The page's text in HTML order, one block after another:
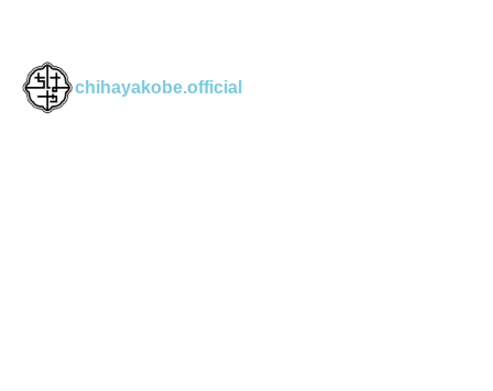
chihayakobe.official